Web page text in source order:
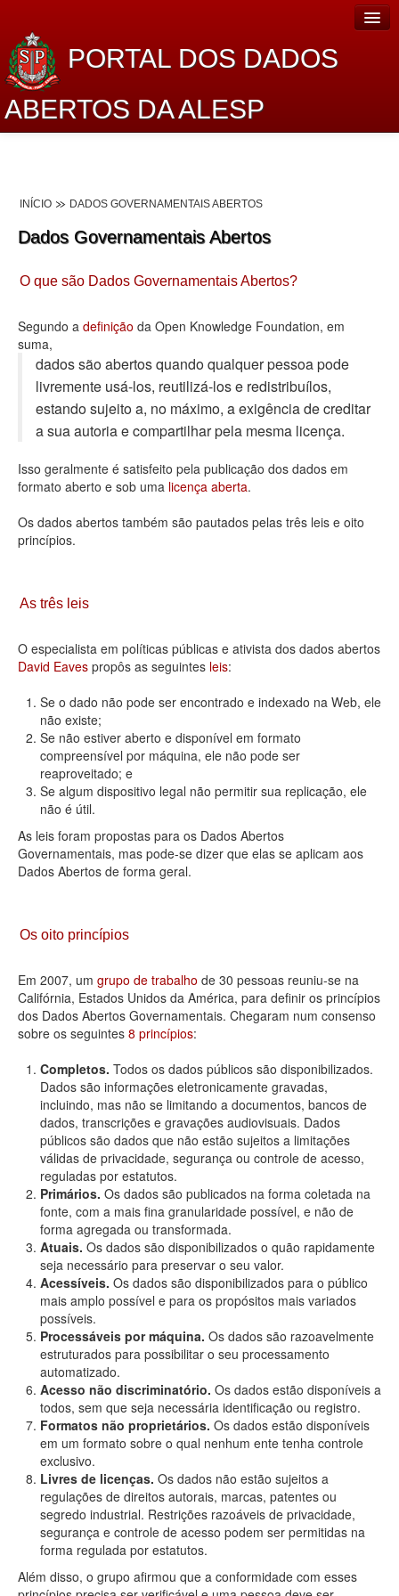
PORTAL DOS DADOS
ABERTOS DA ALESP
Lei de Acesso à Informação
Dados Governamentais Abertos
Planejamento
Catálogo de dados
Processo Legislativo
Deputados Estaduais
Administração
Legislação
Agenda
Contato
INÍCIO DADOS GOVERNAMENTAIS ABERTOS
Dados Governamentais Abertos
O que são Dados Governamentais Abertos?
Segundo a definição da Open Knowledge Foundation, em
suma,
dados são abertos quando qualquer pessoa pode
livremente usá-los, reutilizá-los e redistribuí­los,
estando sujeito a, no máximo, a exigência de creditar
a sua autoria e compartilhar pela mesma licença.
Isso geralmente é satisfeito pela publicação dos dados em
formato aberto e sob uma licença aberta.
Os dados abertos também são pautados pelas três leis e oito
princípios.
As três leis
O especialista em políticas públicas e ativista dos dados abertos
David Eaves propôs as seguintes leis:
Se o dado não pode ser encontrado e indexado na Web, ele
não existe;
Se não estiver aberto e disponível em formato
compreensível por máquina, ele não pode ser
reaproveitado; e
Se algum dispositivo legal não permitir sua replicação, ele
não é útil.
As leis foram propostas para os Dados Abertos
Governamentais, mas pode-se dizer que elas se aplicam aos
Dados Abertos de forma geral.
Os oito princípios
Em 2007, um grupo de trabalho de 30 pessoas reuniu-se na
Califórnia, Estados Unidos da América, para definir os princípios
dos Dados Abertos Governamentais. Chegaram num consenso
sobre os seguintes 8 princípios:
Completos. Todos os dados públicos são disponibilizados.
Dados são informações eletronicamente gravadas,
incluindo, mas não se limitando a documentos, bancos de
dados, transcrições e gravações audiovisuais. Dados
públicos são dados que não estão sujeitos a limitações
válidas de privacidade, segurança ou controle de acesso,
reguladas por estatutos.
Primários. Os dados são publicados na forma coletada na
fonte, com a mais fina granularidade possível, e não de
forma agregada ou transformada.
Atuais. Os dados são disponibilizados o quão rapidamente
seja necessário para preservar o seu valor.
Acessíveis. Os dados são disponibilizados para o público
mais amplo possível e para os propósitos mais variados
possíveis.
Processáveis por máquina. Os dados são razoavelmente
estruturados para possibilitar o seu processamento
automatizado.
Acesso não discriminatório. Os dados estão disponíveis a
todos, sem que seja necessária identificação ou registro.
Formatos não proprietários. Os dados estão disponíveis
em um formato sobre o qual nenhum ente tenha controle
exclusivo.
Livres de licenças. Os dados não estão sujeitos a
regulações de direitos autorais, marcas, patentes ou
segredo industrial. Restrições razoáveis de privacidade,
segurança e controle de acesso podem ser permitidas na
forma regulada por estatutos.
Além disso, o grupo afirmou que a conformidade com esses